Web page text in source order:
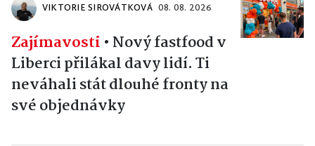
VIKTORIE SIROVÁTKOVÁ 08. 08. 2026
Zajímavosti • Nový fastfood v
Liberci přilákal davy lidí. Ti
neváhali stát dlouhé fronty na
své objednávky